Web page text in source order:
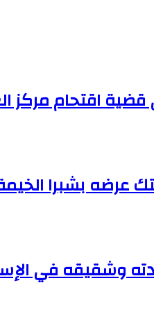
اقتحام مركز
وشقيقه في